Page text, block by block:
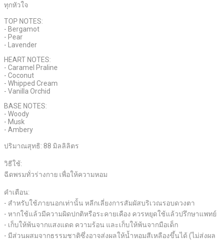
ทุกหัวใจ
TOP NOTES:
- Bergamot
- Pear
- Lavender
HEART NOTES:
- Caramel Praline
- Coconut
- Whipped Cream
- Vanilla Orchid
BASE NOTES:
- Woody
- Musk
- Ambery
ปริมาณสุทธิ: 88 มิลลิลิตร
วิธีใช้:
ฉีดพรมทั่วร่างกาย เพื่อให้ความหอม
คำเตือน:
- สำหรับใช้ภายนอกเท่านั้น หลีกเลี่ยงการสัมผัสบริเวณรอบดวงตา
- หากใช้แล้วมีความผิดปกติหรือระคายเคือง ควรหยุดใช้แล้วปรึกษาแพทย์
- เก็บให้พ้นจากแสงแดด ความร้อน และเก็บให้พ้นจากมือเด็ก
- มีส่วนผสมจากธรรมชาติซึ่งอาจส่งผลให้น้ำหอมสีเหลืองขึ้นได้ (ไม่ส่งผล